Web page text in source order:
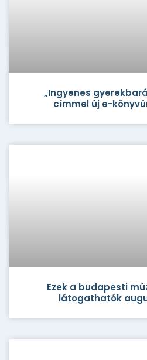
„Ingyenes
címmel új e-
Ezek a budapesti
látogathatók